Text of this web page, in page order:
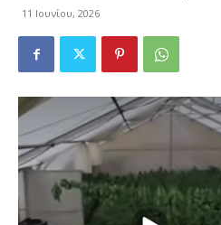
11 Ιουνίου, 2026